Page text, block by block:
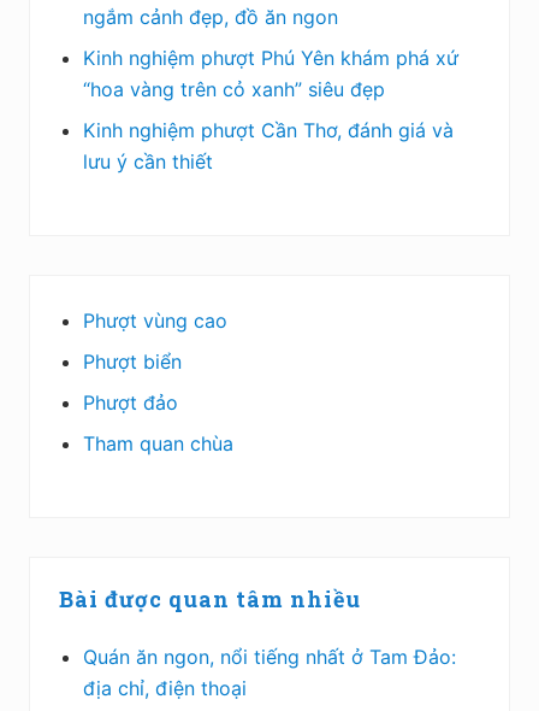
ngắm cảnh đẹp, đồ ăn ngon
Kinh nghiệm phượt Phú Yên khám phá xứ
“hoa vàng trên cỏ xanh” siêu đẹp
Kinh nghiệm phượt Cần Thơ, đánh giá và
lưu ý cần thiết
Phượt vùng cao
Phượt biển
Phượt đảo
Tham quan chùa
Bài được quan tâm nhiều
Quán ăn ngon, nổi tiếng nhất ở Tam Đảo:
địa chỉ, điện thoại